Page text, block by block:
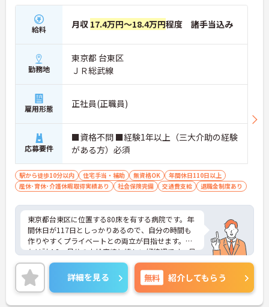
給料 月収 17.4万円～18.4万円程度 諸手当込み
勤務地
東京都 台東区
ＪＲ総武線
雇用形態 正社員(正職員)
応募要件
■資格不問 ■経験1年以上（三大介助の経験
がある方）必須
駅から徒歩10分以内 住宅手当・補助 無資格OK
年間休日110日以上
産休･育休･介護休暇取得実績あり
社会保険完備 交通費支給 退職金制度あり
東京都台東区に位置する80床を有する病院です。年
間休日が117日としっかりあるので、自分の時間も
作りやすくプライベートとの両立が目指せます。賞
与は計4.8ヶ月分の支給実績と嬉しい好待遇です。最
寄り駅から徒歩3分とアクセス抜群な立地にござい
ます。ご興味のある方には、面接対策ポイントな
ど、さらに詳細をお話しいたしますのでお気軽にご
相談ください！
詳細を見る 無料 紹介してもらう